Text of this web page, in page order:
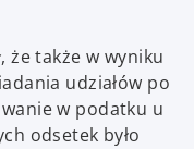
że także w wyniku
udziałów po
w podatku u
odsetek było